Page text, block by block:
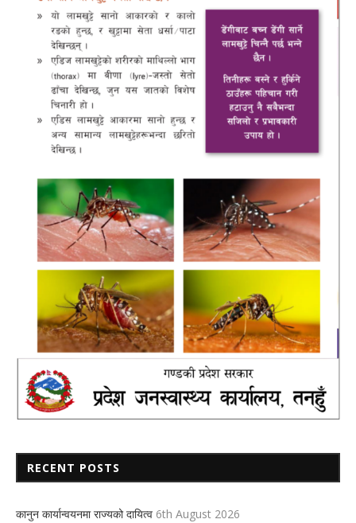
RECENT POSTS
कानुन कार्यान्वयनमा राज्यको दायित्व 6th August 2026